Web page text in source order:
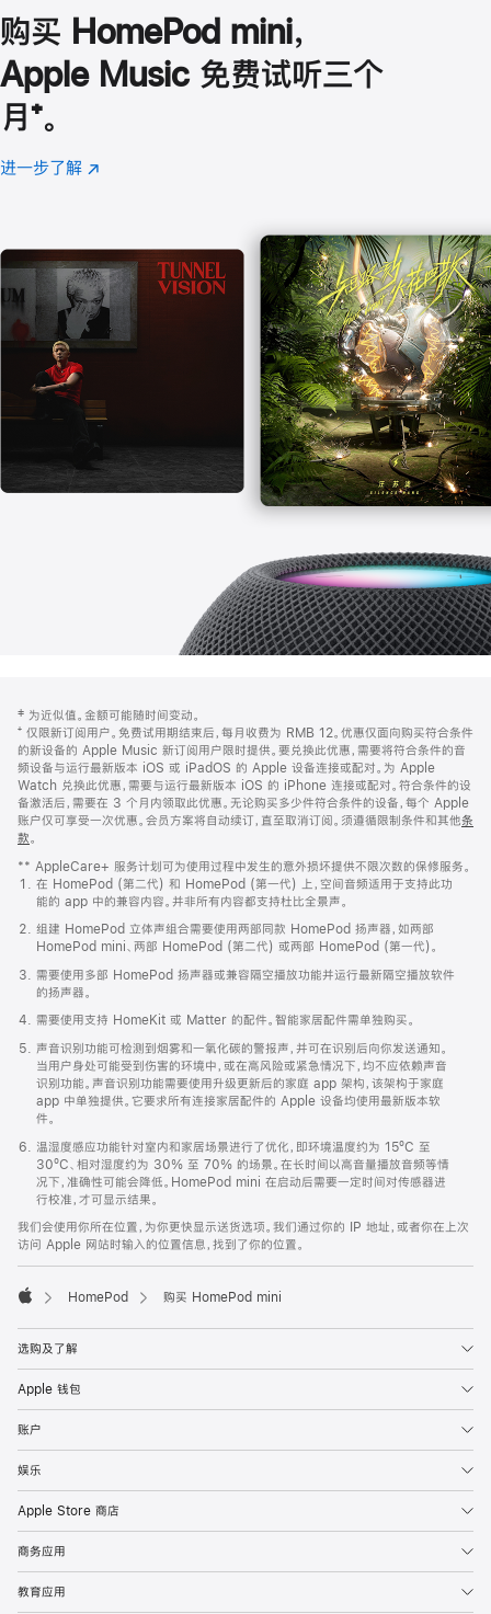
购买 HomePod mini，
Apple Music 免费试听三个
月 脚
注
⁺。
进一步了解 Apple
(在
口
中
打
开)
页
页
脚
注
‡ 为近似值。金额可能随时间变动。
⁺ 仅限新订阅用户。免费试用期结束后，每月收费为 RMB 12。优惠仅面向购买符合条件
的新设备的 Apple Music 新订阅用户限时提供。要兑换此优惠，需要将符合条件的音
频设备与运行最新版本 iOS 或 iPadOS 的 Apple 设备连接或配对。为 Apple
Watch 兑换此优惠，需要与运行最新版本 iOS 的 iPhone 连接或配对。符合条件的设
备激活后，需要在 3 个月内领取此优惠。无论购买多少件符合条件的设备，每个 Apple
账户仅可享受一次优惠。会员方案将自动续订，直至取消订阅。须遵循限制条件和其他条
款。
窗
口
中
打
开)
** AppleCare+ 服务计划可为使用过程中发生的意外损坏提供不限次数的保修服务。
在 HomePod (第二代) 和 HomePod (第一代) 上，空间音频适用于支持此功
能的 app 中的兼容内容。并非所有内容都支持杜比全景声。
组建 HomePod 立体声组合需要使用两部同款 HomePod 扬声器，如两部
HomePod mini、两部 HomePod (第二代) 或两部 HomePod (第一代)。
需要使用多部 HomePod 扬声器或兼容隔空播放功能并运行最新隔空播放软件
的扬声器。
需要使用支持 HomeKit 或 Matter 的配件。智能家居配件需单独购买。
声音识别功能可检测到烟雾和一氧化碳的警报声，并可在识别后向你发送通知。
当用户身处可能受到伤害的环境中，或在高风险或紧急情况下，均不应依赖声音
识别功能。声音识别功能需要使用升级更新后的家庭 app 架构，该架构于家庭
app 中单独提供。它要求所有连接家居配件的 Apple 设备均使用最新版本软
件。
温湿度感应功能针对室内和家居场景进行了优化，即环境温度约为 15ºC 至
30ºC、相对湿度约为 30% 至 70% 的场景。在长时间以高音量播放音频等情
况下，准确性可能会降低。HomePod mini 在启动后需要一定时间对传感器进
行校准，才可显示结果。
我们会使用你所在位置，为你更快显示送货选项。我们通过你的 IP 地址，或者你在上次
访问 Apple 网站时输入的位置信息，找到了你的位置。
HomePod 购买 HomePod mini
选购及了解
Apple 钱包
账户
娱乐
Apple Store 商店
商务应用
教育应用